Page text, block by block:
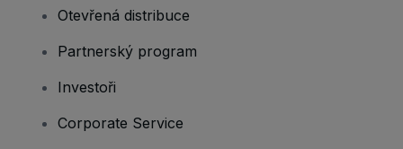
Otevřená distribuce
Partnerský program
Investoři
Corporate Service